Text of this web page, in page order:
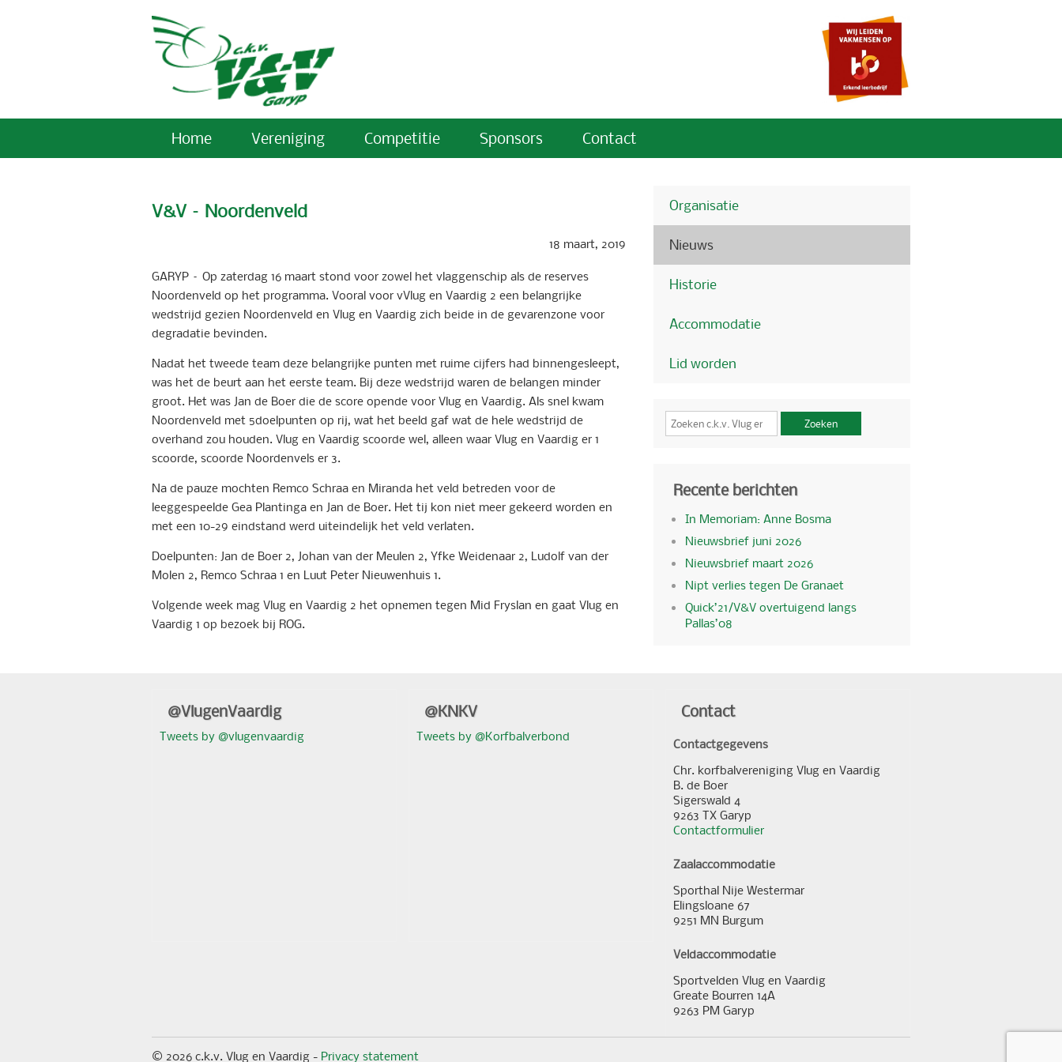
Home Vereniging Competitie Sponsors Contact
V&V – Noordenveld
18 maart, 2019
GARYP – Op zaterdag 16 maart stond voor zowel het vlaggenschip als de reserves
Noordenveld op het programma. Vooral voor vVlug en Vaardig 2 een belangrijke
wedstrijd gezien Noordenveld en Vlug en Vaardig zich beide in de gevarenzone voor
degradatie bevinden.
Nadat het tweede team deze belangrijke punten met ruime cijfers had binnengesleept,
was het de beurt aan het eerste team. Bij deze wedstrijd waren de belangen minder
groot. Het was Jan de Boer die de score opende voor Vlug en Vaardig. Als snel kwam
Noordenveld met 5doelpunten op rij, wat het beeld gaf wat de hele wedstrijd de
overhand zou houden. Vlug en Vaardig scoorde wel, alleen waar Vlug en Vaardig er 1
scoorde, scoorde Noordenvels er 3.
Na de pauze mochten Remco Schraa en Miranda het veld betreden voor de
leeggespeelde Gea Plantinga en Jan de Boer. Het tij kon niet meer gekeerd worden en
met een 10-29 eindstand werd uiteindelijk het veld verlaten.
Doelpunten: Jan de Boer 2, Johan van der Meulen 2, Yfke Weidenaar 2, Ludolf van der
Molen 2, Remco Schraa 1 en Luut Peter Nieuwenhuis 1.
Volgende week mag Vlug en Vaardig 2 het opnemen tegen Mid Fryslan en gaat Vlug en
Vaardig 1 op bezoek bij ROG.
Organisatie
Nieuws
Historie
Accommodatie
Lid worden
Zoeken
Recente berichten
In Memoriam: Anne Bosma
Nieuwsbrief juni 2026
Nieuwsbrief maart 2026
Nipt verlies tegen De Granaet
Quick’21/V&V overtuigend langs
Pallas’08
@VlugenVaardig
Tweets by @vlugenvaardig
@KNKV
Tweets by @Korfbalverbond
Contact
Contactgegevens
Chr. korfbalvereniging Vlug en Vaardig
B. de Boer
Sigerswald 4
9263 TX Garyp
Contactformulier
Zaalaccommodatie
Sporthal Nije Westermar
Elingsloane 67
9251 MN Burgum
Veldaccommodatie
Sportvelden Vlug en Vaardig
Greate Bourren 14A
9263 PM Garyp
© 2026 c.k.v. Vlug en Vaardig - Privacy statement